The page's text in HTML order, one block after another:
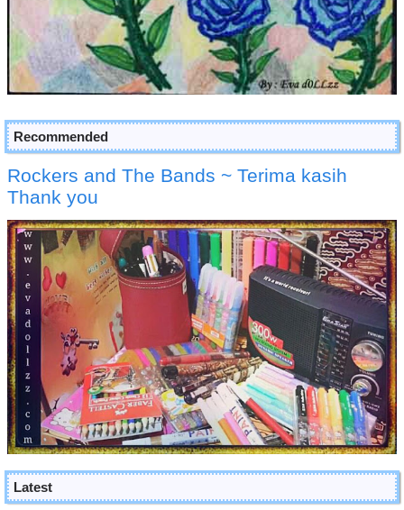
Recommended
Rockers and The Bands ~ Terima kasih
Thank you
Latest